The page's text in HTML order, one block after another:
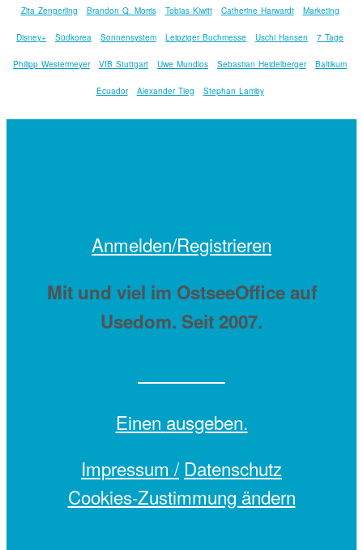
Zita Zengerling Brandon Q. Morris Tobias Kiwitt Catherine Harwardt Marketing
Disney+ Südkorea Sonnensystem Leipziger Buchmesse Uschi Hansen 7 Tage
Philipp Westermeyer VfB Stuttgart Uwe Mundlos Sebastian Heidelberger Baltikum
Ecuador Alexander Tieg Stephan Lamby
Anmelden/Registrieren
Mit und viel im OstseeOffice auf
Usedom. Seit 2007.
Einen ausgeben.
Impressum / Datenschutz
Cookies-Zustimmung ändern